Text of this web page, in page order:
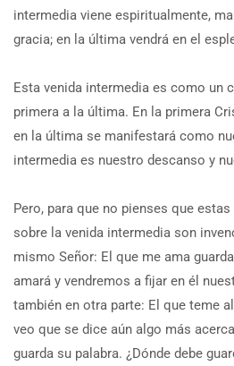
intermedia viene espiritualmente,
gracia; en la última vendrá en el
Esta venida intermedia es como un
primera a la última. En la primera
en la última se manifestará como
intermedia es nuestro descanso y
Pero, para que no pienses que
sobre la venida intermedia son
mismo Señor: El que me ama
amará y vendremos a fijar en él
también en otra parte: El que teme
veo que se dice aún algo más
guarda su palabra. ¿Dónde debe